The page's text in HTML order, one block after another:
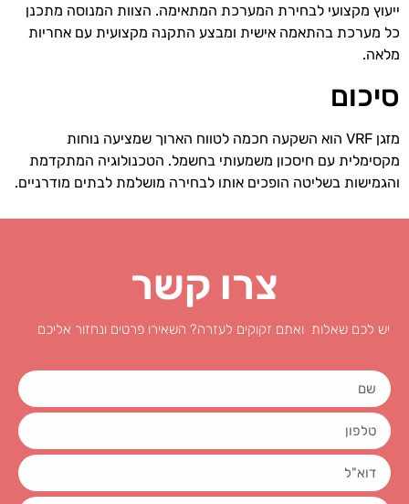
ייעוץ מקצועי לבחירת המערכת המתאימה. הצוות המנוסה מתכנן
כל מערכת בהתאמה אישית ומבצע התקנה מקצועית עם אחריות
מלאה.
סיכום
מזגן VRF הוא השקעה חכמה לטווח הארוך שמציעה נוחות
מקסימלית עם חיסכון משמעותי בחשמל. הטכנולוגיה המתקדמת
והגמישות בשליטה הופכים אותו לבחירה מושלמת לבתים מודרניים.
צרו קשר
יש לכם שאלות ואתם זקוקים לעזרה? השאירו פרטים ונחזור אליכם